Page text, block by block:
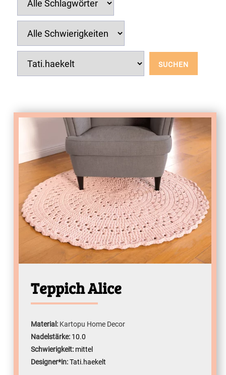
Teppich Alice
Material: Kartopu Home Decor
Nadelstärke: 10.0
Schwierigkeit: mittel
Designer*in:Tati.haekelt